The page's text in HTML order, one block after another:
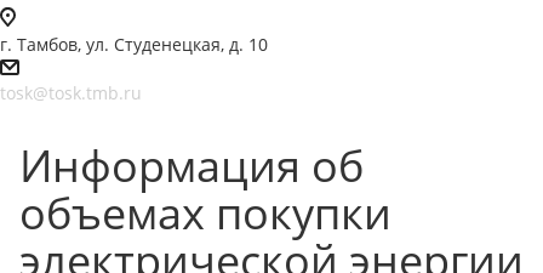
г. Тамбов, ул. Студенецкая, д. 10
tosk@tosk.tmb.ru
Информация об
объемах покупки
электрической энергии